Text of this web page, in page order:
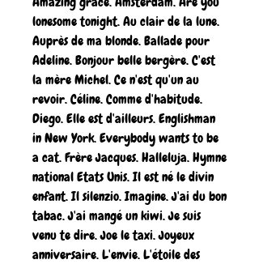
lonesome tonight. Au clair de la lune.
Auprès de ma blonde. Ballade pour
Adeline. Bonjour belle bergère. C'est
la mère Michel. Ce n'est qu'un au
revoir. Céline. Comme d'habitude.
Diego. Elle est d'ailleurs. Englishman
in New York. Everybody wants to be
a cat. Frère Jacques. Halleluja. Hymne
national Etats Unis. Il est né le divin
enfant. Il silenzio. Imagine. J'ai du bon
tabac. J'ai mangé un kiwi. Je suis
venu te dire. Joe le taxi. Joyeux
anniversaire. L'envie. L'étoile des